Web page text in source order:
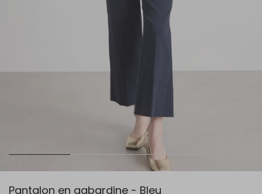
Pantalon en gabardine - Bleu